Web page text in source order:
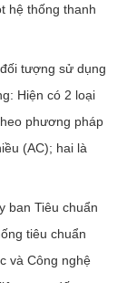
hệ thống thanh
tượng sử dụng
Hiện có 2 loại
phương pháp
(AC); hai là
ban Tiêu chuẩn
tiêu chuẩn
và Công nghệ